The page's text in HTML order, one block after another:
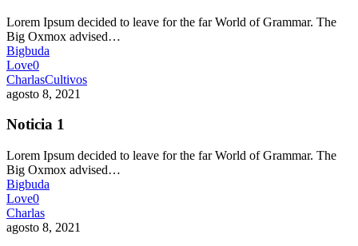
Lorem Ipsum decided to leave for the far World of Grammar. The
Big Oxmox advised…
Bigbuda
Love0
CharlasCultivos
agosto 8, 2021
Noticia 1
Lorem Ipsum decided to leave for the far World of Grammar. The
Big Oxmox advised…
Bigbuda
Love0
Charlas
agosto 8, 2021